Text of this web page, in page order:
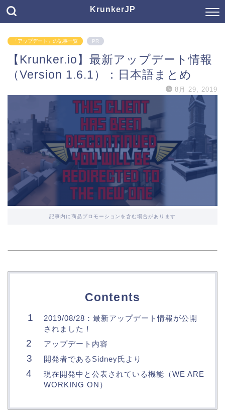
KrunkerJP
「アップデート」の記事一覧 PR
【Krunker.io】最新アップデート情報
（Version 1.6.1）：日本語まとめ
8月 29, 2019
記事内に商品プロモーションを含む場合があります
Contents
2019/08/28：最新アップデート情報が公開
されました！
アップデート内容
開発者であるSidney氏より
現在開発中と公表されている機能（WE ARE
WORKING ON）